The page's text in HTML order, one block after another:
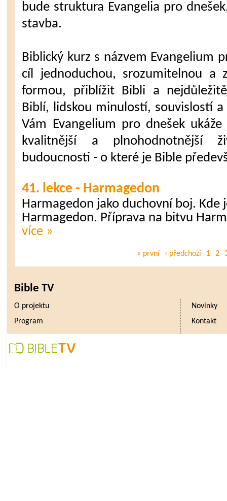
bude struktura Evangelia pro
stavba.
Biblický kurz s názvem Evangelium
cíl jednoduchou, srozumitelnou a
formou, přiblížit Bibli a
Biblí, lidskou minulostí, souvislostí
Vám Evangelium pro dnešek
kvalitnější a plnohodnotnější
budoucnosti - o které je Bible
41. lekce - Harmagedon
Harmagedon jako duchovní boj. Kde
Harmagedon. Příprava na bitvu
více »
« první ‹ předchozí 1 2
Bible TV
O projektu
Novinky
Program
Kontakt